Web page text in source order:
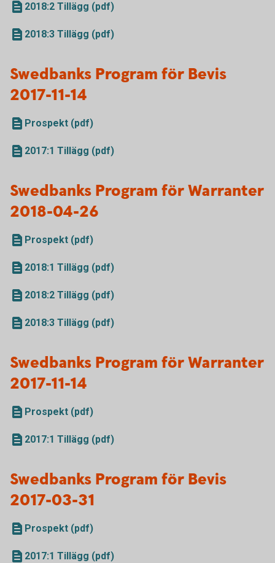
2018:2 Tillägg (pdf)
2018:3 Tillägg (pdf)
Swedbanks Program för Bevis
2017-11-14
Prospekt (pdf)
2017:1 Tillägg (pdf)
Swedbanks Program för Warranter
2018-04-26
Prospekt (pdf)
2018:1 Tillägg (pdf)
2018:2 Tillägg (pdf)
2018:3 Tillägg (pdf)
Swedbanks Program för Warranter
2017-11-14
Prospekt (pdf)
2017:1 Tillägg (pdf)
Swedbanks Program för Bevis
2017-03-31
Prospekt (pdf)
2017:1 Tillägg (pdf)